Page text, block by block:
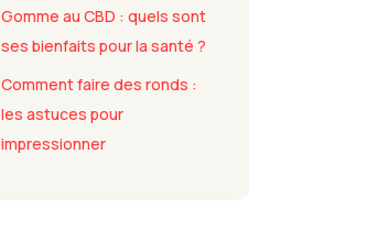
Gomme au CBD : quels sont
ses bienfaits pour la santé ?
Comment faire des ronds :
les astuces pour
impressionner